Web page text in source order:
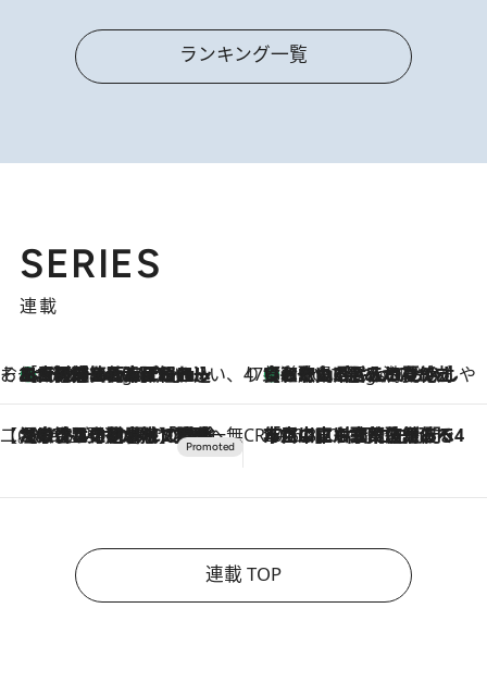
ランキング一覧
SERIES
連載
そおだよおこの関西おいしい、おやつ紀行
9 Hours Ago
［大阪府箕面市］一皿一皿目の前で仕上げられる、料理を巧みに組み込んだアシェットデセールコース「ミチル アシェット デセール（Michiru assiette dessert）」 47都道府県の手みやげ ひんやりスイーツで夏を満喫
9 Hours Ago
【和歌山県】この夏絶対食べたい 冷やしておいしいおやつ3選 みかんがごろっと丸ごと入ったジュレ
【CREA×星野リゾート】唯一無二。癒しと発見が待つ場所へ
2026.8.7
【トンボの足水浴】ヒノキの香りに包まれて涼感マックス！約13℃の湧水かけ流しを避暑地「星野温泉 トンボの湯」で体験 CREA'S CHOICE
2026.8.7
「立川にも歌舞伎があるんだよ」 片岡仁左衛門・市川中車ら豪華座組みで4年目の立川立飛歌舞伎へ
連載 TOP